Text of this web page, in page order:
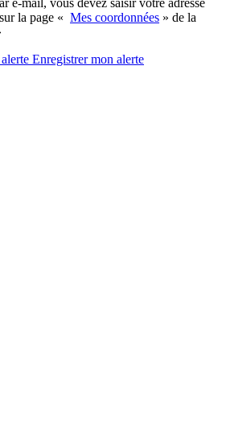
e-mail, vous devez saisir votre adresse
la page « Mes coordonnées » de la
Enregistrermon alerte